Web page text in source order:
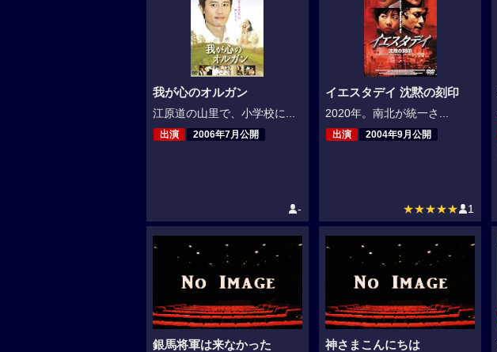
我が心のオルガン
江原道の山里で、小学校に...
出演 2006年7月公開
-
イエスタデイ 沈黙の刻印
2020年。南北が統一さ...
出演 2004年9月公開
★★★★★ 1
銀馬将軍は来なかった 神さまこんにちは